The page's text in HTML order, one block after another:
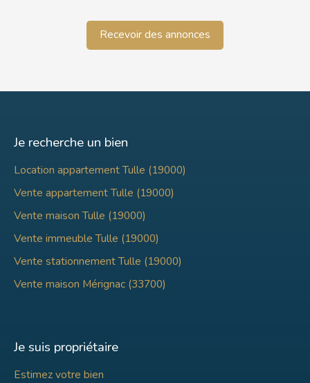
Recevoir des annonces
Je recherche un bien
Location appartement Tulle (19000)
Vente appartement Tulle (19000)
Vente maison Tulle (19000)
Vente immeuble Tulle (19000)
Vente stationnement Tulle (19000)
Vente maison Mérignac (33700)
Je suis propriétaire
Estimez votre bien